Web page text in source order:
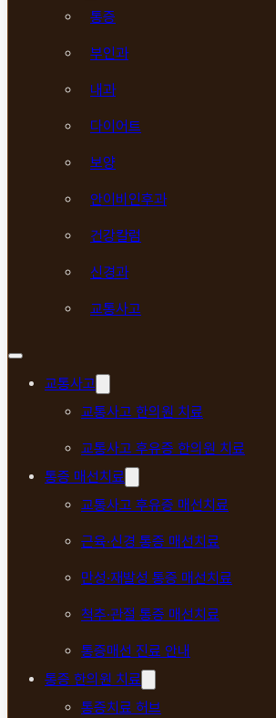
통증
부인과
내과
다이어트
보양
안이비인후과
건강칼럼
신경과
교통사고
교통사고
교통사고 한의원 치료
교통사고 후유증 한의원 치료
통증 매선치료
교통사고 후유증 매선치료
근육·신경 통증 매선치료
만성·재발성 통증 매선치료
척추·관절 통증 매선치료
통증매선 진료 안내
통증 한의원 치료
통증치료 허브